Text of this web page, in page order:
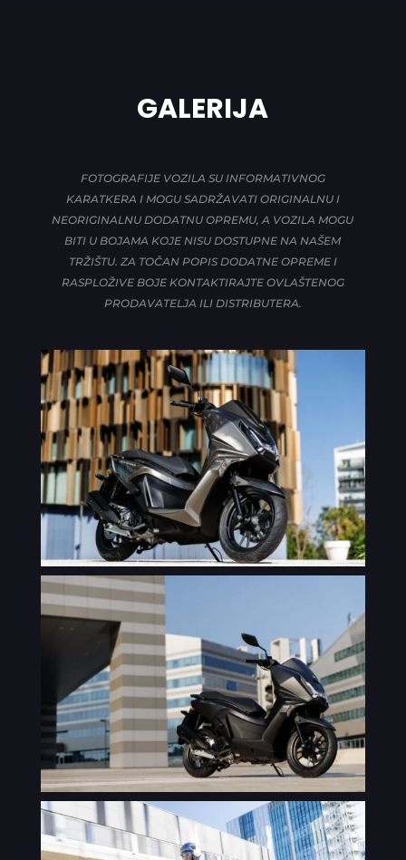
GALERIJA
FOTOGRAFIJE VOZILA SU INFORMATIVNOG
KARATKERA I MOGU SADRŽAVATI ORIGINALNU I
NEORIGINALNU DODATNU OPREMU, A VOZILA MOGU
BITI U BOJAMA KOJE NISU DOSTUPNE NA NAŠEM
TRŽIŠTU. ZA TOČAN POPIS DODATNE OPREME I
RASPLOŽIVE BOJE KONTAKTIRAJTE OVLAŠTENOG
PRODAVATELJA ILI DISTRIBUTERA.